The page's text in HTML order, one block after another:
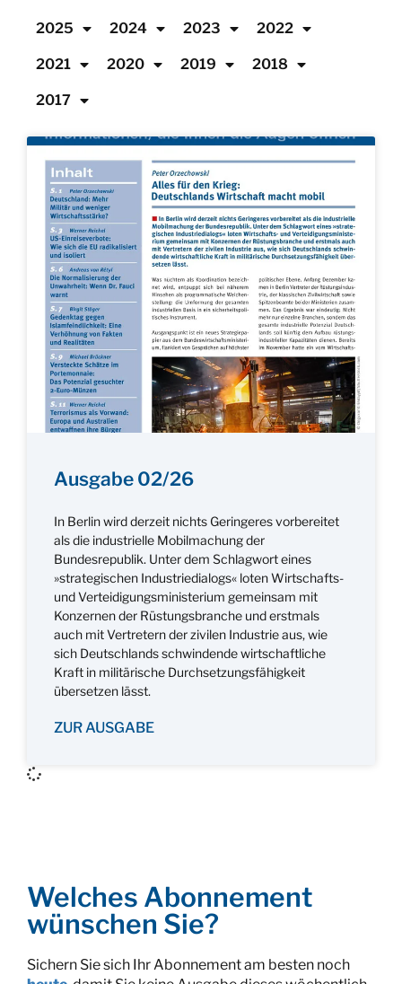
2025 2024 2023 2022
2021 2020 2019 2018
2017
Ausgabe 02/26
In Berlin wird derzeit nichts Geringeres vorbereitet
als die industrielle Mobilmachung der
Bundesrepublik. Unter dem Schlagwort eines
»strategischen Industriedialogs« loten Wirtschafts-
und Verteidigungsministerium gemeinsam mit
Konzernen der Rüstungsbranche und erstmals
auch mit Vertretern der zivilen Industrie aus, wie
sich Deutschlands schwindende wirtschaftliche
Kraft in militärische Durchsetzungsfähigkeit
übersetzen lässt.
ZUR AUSGABE
Welches Abonnement
wünschen Sie?
Sichern Sie sich Ihr Abonnement am besten noch